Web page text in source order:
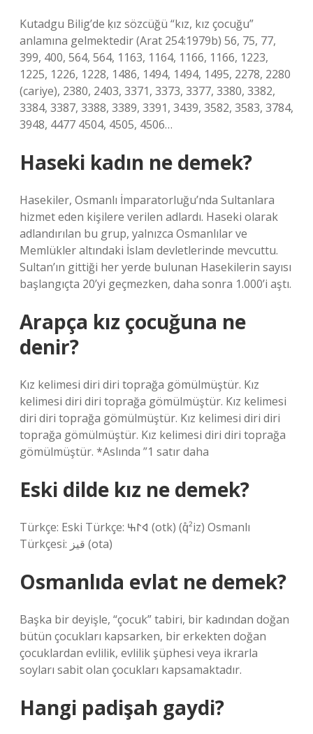
Kutadgu Bilig’de ḳız sözcüğü “kız, kız çocuğu”
anlamına gelmektedir (Arat 254:1979b) 56, 75, 77,
399, 400, 564, 564, 1163, 1164, 1166, 1166, 1223,
1225, 1226, 1228, 1486, 1494, 1494, 1495, 2278, 2280
(cariye), 2380, 2403, 3371, 3373, 3377, 3380, 3382,
3384, 3387, 3388, 3389, 3391, 3439, 3582, 3583, 3784,
3948, 4477 4504, 4505, 4506…
Haseki kadın ne demek?
Hasekiler, Osmanlı İmparatorluğu’nda Sultanlara
hizmet eden kişilere verilen adlardı. Haseki olarak
adlandırılan bu grup, yalnızca Osmanlılar ve
Memlükler altındaki İslam devletlerinde mevcuttu.
Sultan’ın gittiği her yerde bulunan Hasekilerin sayısı
başlangıçta 20’yi geçmezken, daha sonra 1.000’i aştı.
Arapça kız çocuğuna ne
denir?
Kız kelimesi diri diri toprağa gömülmüştür. Kız
kelimesi diri diri toprağa gömülmüştür. Kız kelimesi
diri diri toprağa gömülmüştür. Kız kelimesi diri diri
toprağa gömülmüştür. Kız kelimesi diri diri toprağa
gömülmüştür. *Aslında ”1 satır daha
Eski dilde kız ne demek?
Türkçe: Eski Türkçe: 𐰶𐰃𐰕‎ (otk) (q̊²iz) Osmanlı
Türkçesi: قیز‎ (ota)
Osmanlıda evlat ne demek?
Başka bir deyişle, “çocuk” tabiri, bir kadından doğan
bütün çocukları kapsarken, bir erkekten doğan
çocuklardan evlilik, evlilik şüphesi veya ikrarla
soyları sabit olan çocukları kapsamaktadır.
Hangi padişah gaydi?